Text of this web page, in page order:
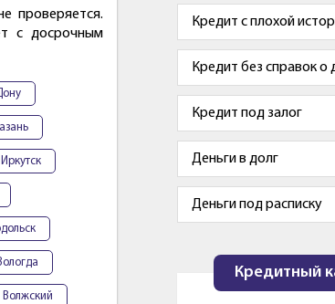
проверяется.
с досрочным
Иркутск
Волжский
Кредит с плохой
Кредит без справок о
Кредит под залог
Деньги в долг
Деньги под расписку
Кредитный